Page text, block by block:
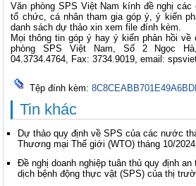
Văn phòng SPS Việt Nam kính đề nghị các
tổ chức, cá nhân tham gia góp ý, ý kiến
danh sách dự thảo xin xem file đính kèm.
Mọi thông tin góp ý hay ý kiến phản hồi
phòng SPS Việt Nam, Số 2 Ngọc
04.3734.4764, Fax: 3734.9019, email:
Tệp đính kèm:
Tin khác
Dự thảo quy định về SPS của các nước
Thương mại Thế giới (WTO) tháng 10/2024
Đề nghị doanh nghiệp tuân thủ quy định
dịch bệnh động thực vật (SPS) của thị